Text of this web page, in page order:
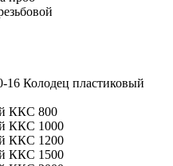
Колодец пластиковый
ККС 800
ККС 1000
ККС 1200
ККС 1500